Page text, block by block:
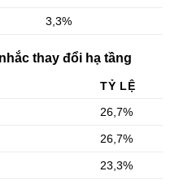
3,3%
thay đổi hạ tầng
TỶ LỆ
26,7%
26,7%
23,3%